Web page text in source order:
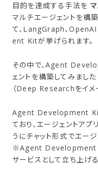
目的を達成する手法を
マルチエージェントを構
て、LangGraph、
ent Kitが挙げられます。
その中で、Agent
ェントを構築してみました
（Deep Researchをイメ
Agent Development
ており、エージェントア
うにチャット形式でエー
※Agent Development
サービスとして立ち上げ